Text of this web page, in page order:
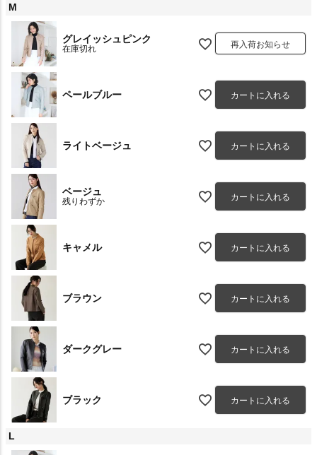
M
グレイッシュピンク
在庫切れ 再入荷お知らせ
ペールブルー カートに入れる
ライトベージュ カートに入れる
ベージュ
残りわずか カートに入れる
キャメル カートに入れる
ブラウン カートに入れる
ダークグレー カートに入れる
ブラック カートに入れる
L